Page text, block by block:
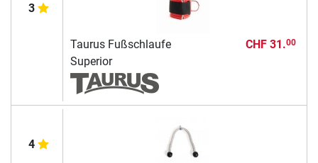
3
Taurus Fußschlaufe
Superior
CHF 31.00
4